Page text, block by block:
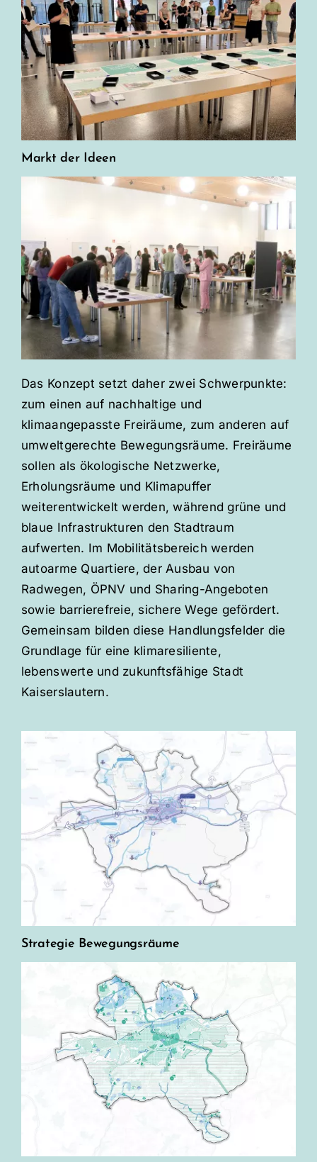
Markt der Ideen
Das Konzept setzt daher zwei Schwerpunkte:
zum einen auf nachhaltige und
klimaangepasste Freiräume, zum anderen auf
umweltgerechte Bewegungsräume. Freiräume
sollen als ökologische Netzwerke,
Erholungsräume und Klimapuffer
weiterentwickelt werden, während grüne und
blaue Infrastrukturen den Stadtraum
aufwerten. Im Mobilitätsbereich werden
autoarme Quartiere, der Ausbau von
Radwegen, ÖPNV und Sharing-Angeboten
sowie barrierefreie, sichere Wege gefördert.
Gemeinsam bilden diese Handlungsfelder die
Grundlage für eine klimaresiliente,
lebenswerte und zukunftsfähige Stadt
Kaiserslautern.
Strategie Bewegungsräume